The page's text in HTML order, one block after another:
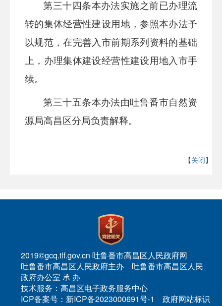
第三十四条本办法实施之前已办理流
转的集体经营性建设用地，参照本办法予
以规范，在完善入市前期系列资料的基础
上，办理集体建设经营性建设用地入市手
续。
第三十五条本办法由吐鲁番市自然资
源局高昌区分局负责解释。
【关闭】
2019©gcq.tlf.gov.cn 吐鲁番市高昌区人民政府网
吐鲁番市高昌区人民政府主办 吐鲁番市高昌区人民
政府办公室 承 办
技术服务：高昌区电子政务服务中心
ICP备案号：新ICP备2023000691号-1 政府网站标识